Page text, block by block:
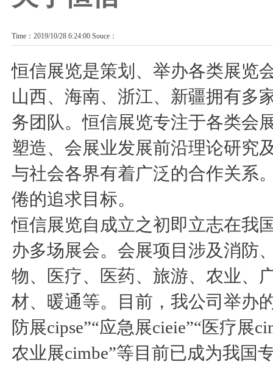
Time：2019/10/28 6:24:00 Souce：
恒信展览是策划、举办各类展览
山西、海南、浙江、新疆拥有多
务团队。恒信展览专注于各类会
塑造、会展业发展前沿理论研究
与社会各界有着广泛的合作关系
倦的追求目标。
恒信展览自成立之初即立志在我
办多场展会。会展项目涉及消防
物、医疗、医药、旅游、农业、
材、暖通等。目前，我公司举办
防展cipse”“应急展cieie”“医疗展
农业展cimbe”等目前已成为我国